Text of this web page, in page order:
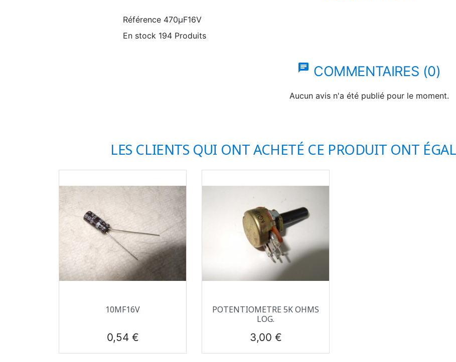
Référence 470µF16V
En stock 194 Produits
chat COMMENTAIRES (0)
Aucun avis n'a été publié pour le moment.
LES CLIENTS QUI ONT ACHETÉ CE PRODUIT ONT
Aperçu rapide
10ΜF16V
Prix
0,54 €
Aperçu rapide
POTENTIOMETRE 5K OHMS
LOG.
Prix
3,00 €